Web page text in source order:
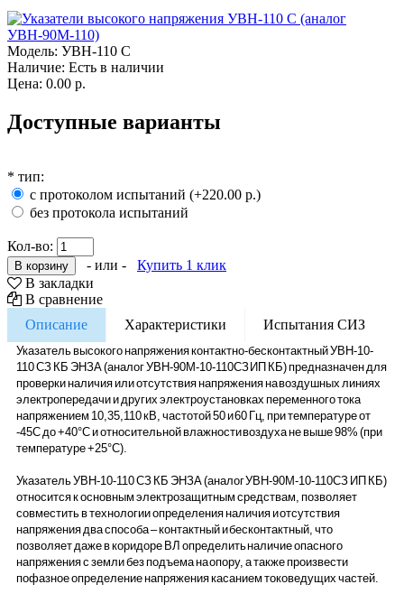
Модель: УВН-110 С
Наличие: Есть в наличии
Цена: 0.00 р.
Доступные варианты
* тип:
с протоколом испытаний (+220.00 р.)
без протокола испытаний
Кол-во:
- или -
Купить 1 клик
В закладки
В сравнение
Описание
Характеристики Испытания СИЗ
Указатель высокого напряжения контактно-бесконтактный УВН-10-
110 СЗ КБ ЭНЗА (аналог УВН-90М-10-110СЗ ИП КБ) предназначен для
проверки наличия или отсутствия напряжения на воздушных линиях
электропередачи и других электроустановках переменного тока
напряжением 10,35,110 кВ, частотой 50 и 60 Гц, при температуре от
-45С до +40°С и относительной влажности воздуха не выше 98% (при
температуре +25°С).
Указатель УВН-10-110 СЗ КБ ЭНЗА (аналог УВН-90М-10-110СЗ ИП КБ)
относится к основным электрозащитным средствам, позволяет
совместить в технологии определения наличия и отсутствия
напряжения два способа – контактный и бесконтактный, что
позволяет даже в коридоре ВЛ определить наличие опасного
напряжения с земли без подъема на опору, а также произвести
пофазное определение напряжения касанием токоведущих частей.